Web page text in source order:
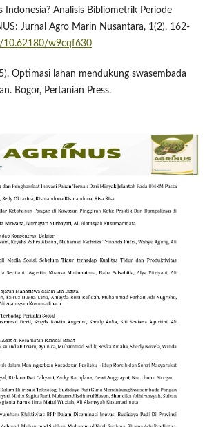
Indonesia? Analisis Bibliometrik Periode
Jurnal Agro Marin Nusantara, 1(2), 162-
10.62180/w9cqf630
Optimasi lahan mendukung swasembada
Bogor, Pertanian Press.